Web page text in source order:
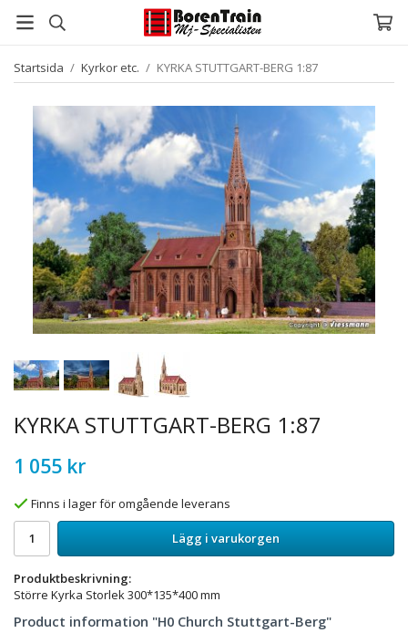
Startsida / Kyrkor etc. / KYRKA STUTTGART-BERG 1:87
KYRKA STUTTGART-BERG 1:87
1 055 kr
Finns i lager för omgående leverans
Lägg i varukorgen
Produktbeskrivning:
Större Kyrka Storlek 300*135*400 mm
Product information "H0 Church Stuttgart-Berg"